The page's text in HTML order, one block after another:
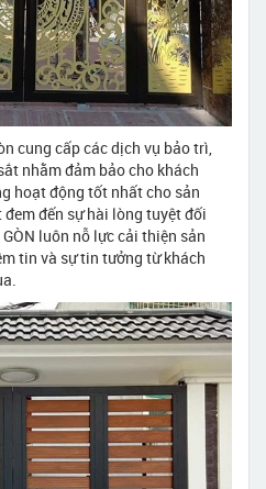
cung cấp các dịch vụ bảo trì,
nhằm đảm bảo cho khách
hoạt động tốt nhất cho sản
đến sự hài lòng tuyệt đối
luôn nỗ lực cải thiện sản
tin và sự tin tưởng từ khách